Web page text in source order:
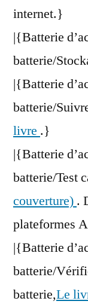
internet.}
|{Batterie
batterie/
|{Batterie
batterie/
livre .}
|{Batterie
batterie/Test
couverture) .
plateformes
|{Batterie
batterie/
batterie,Le